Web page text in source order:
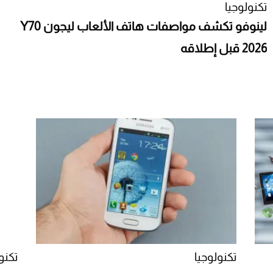
تكنولوجيا
لينوفو تكشف مواصفات هاتف الألعاب ليجون Y70
2026 قبل إطلاقه
تكنولوجيا